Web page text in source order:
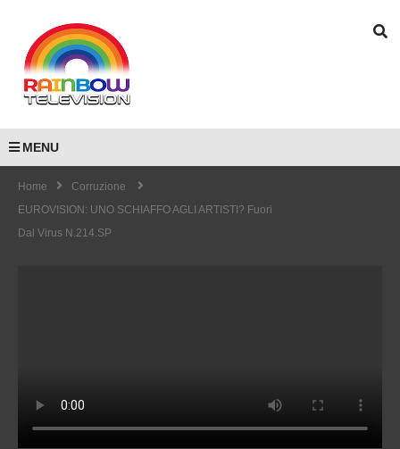
MENU
Home
Corruzione
EUROVISION: UNO SCHIAFFO AGLI ARTISTI? Fuori
Dal Virus N.214.SP